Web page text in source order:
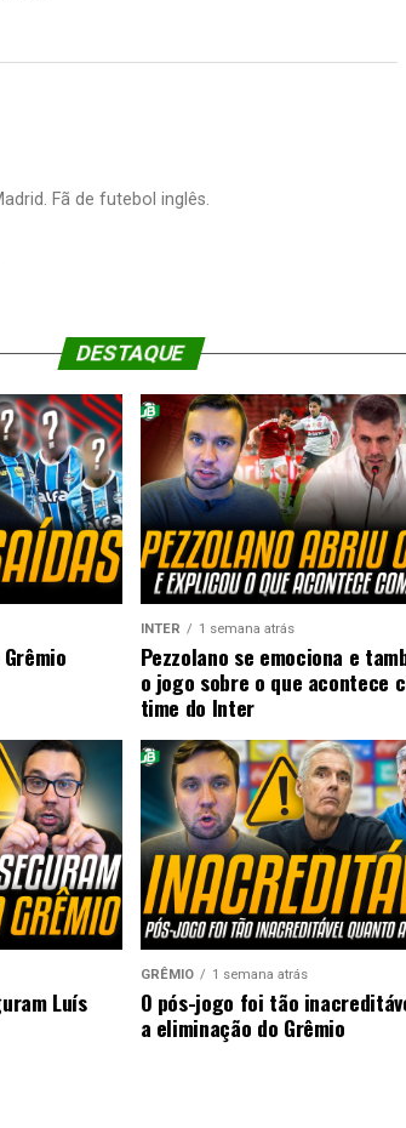
Fã de futebol inglês.
DESTAQUE
INTER 1 semana atrás
Pezzolano se emociona e
o jogo sobre o que acontece
time do Inter
Luís
GRÊMIO 1 semana atrás
O pós-jogo foi tão
a eliminação do Grêmio